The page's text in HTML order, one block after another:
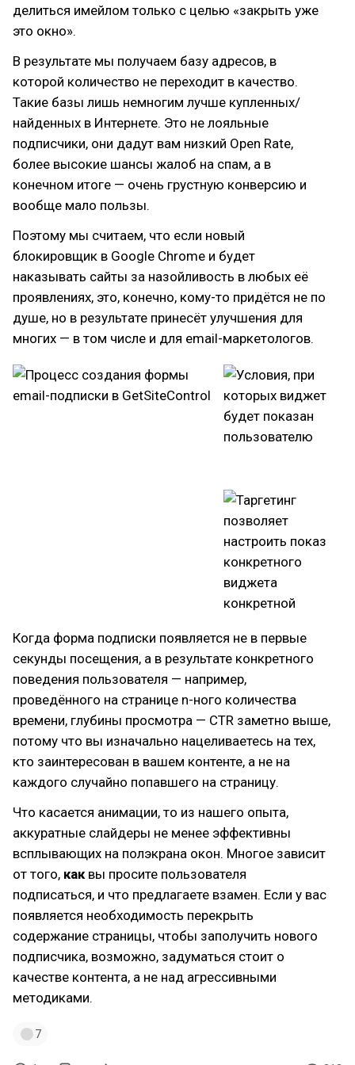
делиться имейлом только с целью «закрыть уже
это окно».
В результате мы получаем базу адресов, в
которой количество не переходит в качество.
Такие базы лишь немногим лучше купленных/
найденных в Интернете. Это не лояльные
подписчики, они дадут вам низкий Open Rate,
более высокие шансы жалоб на спам, а в
конечном итоге — очень грустную конверсию и
вообще мало пользы.
Поэтому мы считаем, что если новый
блокировщик в Google Chrome и будет
наказывать сайты за назойливость в любых её
проявлениях, это, конечно, кому-то придётся не по
душе, но в результате принесёт улучшения для
многих — в том числе и для email-маркетологов.
Когда форма подписки появляется не в первые
секунды посещения, а в результате конкретного
поведения пользователя — например,
проведённого на странице n-ного количества
времени, глубины просмотра — CTR заметно выше,
потому что вы изначально нацеливаетесь на тех,
кто заинтересован в вашем контенте, а не на
каждого случайно попавшего на страницу.
Что касается анимации, то из нашего опыта,
аккуратные слайдеры не менее эффективны
всплывающих на полэкрана окон. Многое зависит
от того, каквы просите пользователя
подписаться, и что предлагаете взамен. Если у вас
появляется необходимость перекрыть
содержание страницы, чтобы заполучить нового
подписчика, возможно, задуматься стоит о
качестве контента, а не над агрессивными
методиками.
7